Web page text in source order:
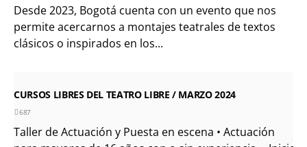
Desde 2023, Bogotá cuenta con un evento que nos
permite acercarnos a montajes teatrales de textos
clásicos o inspirados en los...
CURSOS LIBRES DEL TEATRO LIBRE / MARZO 2024
687
Taller de Actuación y Puesta en escena • Actuación